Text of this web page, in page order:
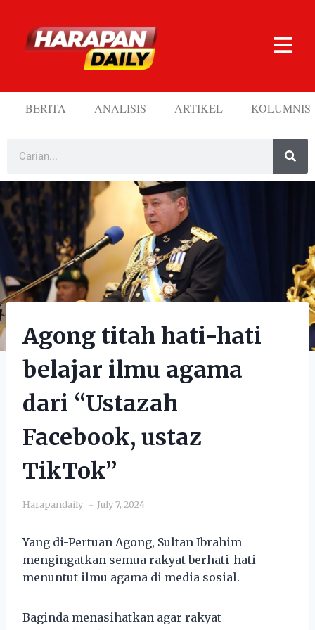
BERITA ANALISIS ARTIKEL KOLUMNIS
Agong titah hati-hati
belajar ilmu agama
dari “Ustazah
Facebook, ustaz
TikTok”
Harapandaily July 7, 2024
Yang di-Pertuan Agong, Sultan Ibrahim
mengingatkan semua rakyat berhati-hati
menuntut ilmu agama di media sosial.
Baginda menasihatkan agar rakyat